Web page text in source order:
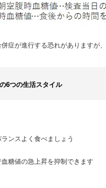
症が進行する恐れがありますが、
6つの生活スタイル
ンスよく食べましょう
糖値の急上昇を抑制できます